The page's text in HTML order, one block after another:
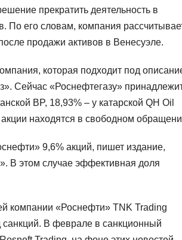
прекратить деятельность в
По его словам, компания
продажи активов в Венесуэле.
которая подходит под
Сейчас «Роснефтегазу»
BP, 18,93% – у катарской QH Oil
находятся в свободном
9,6% акций, пишет издание,
В этом случае эффективная доля
компании «Роснефти» TNK Trading
санкций. В феврале в санкционный